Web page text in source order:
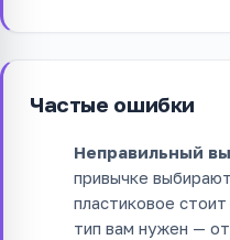
Частые ошибки
Неправильный
привычке
пластиковое
тип вам нужен — от